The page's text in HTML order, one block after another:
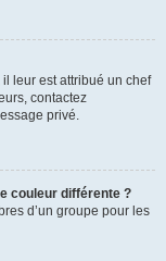
leur est attribué un chef
contactez
privé.
couleur différente ?
d’un groupe pour les